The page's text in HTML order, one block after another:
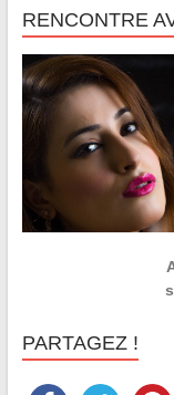
RENCONTRE
PARTAGEZ !